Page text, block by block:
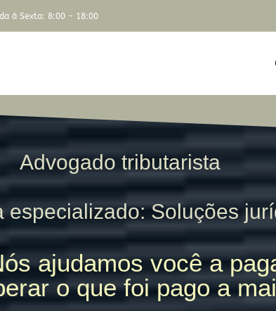
á Sexta: 8:00 - 18:00
Advogado tributarista
especializado: Soluções
ajudamos você a
o que foi pago a